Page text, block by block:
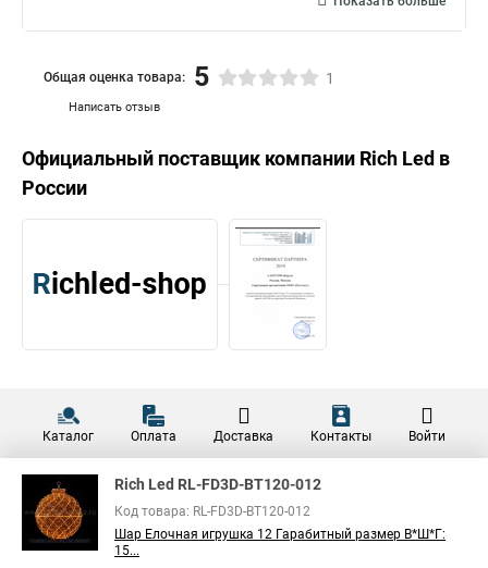
Написать отзыв
Общая оценка товара: 5 1
Официальный поставщик компании Rich Led в
России
Каталог Оплата Доставка Контакты Войти
Rich Led RL-FD3D-BT120-012
Код товара: RL-FD3D-BT120-012
Шар Елочная игрушка 12 Гарабитный размер В*Ш*Г:
15...